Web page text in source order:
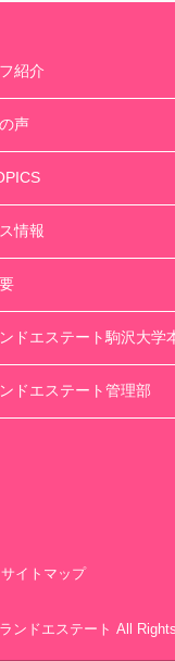
紹介
声
情報
ドエステート駒沢大学
ドエステート管理部
サイトマップ
ンドエステート All